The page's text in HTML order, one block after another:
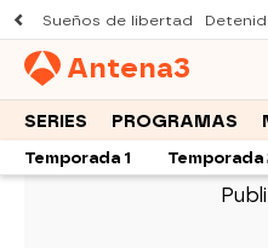
Sueños de libertad
Antena3
SERIES PROGRAMAS
Temporada 1 Temporada